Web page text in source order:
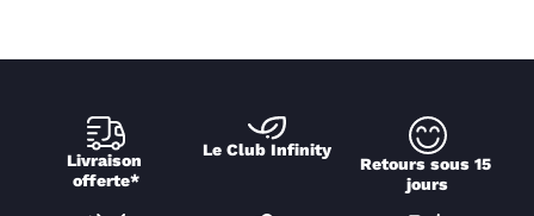
Livraison
offerte*
Le Club Infinity
Retours sous 15
jours